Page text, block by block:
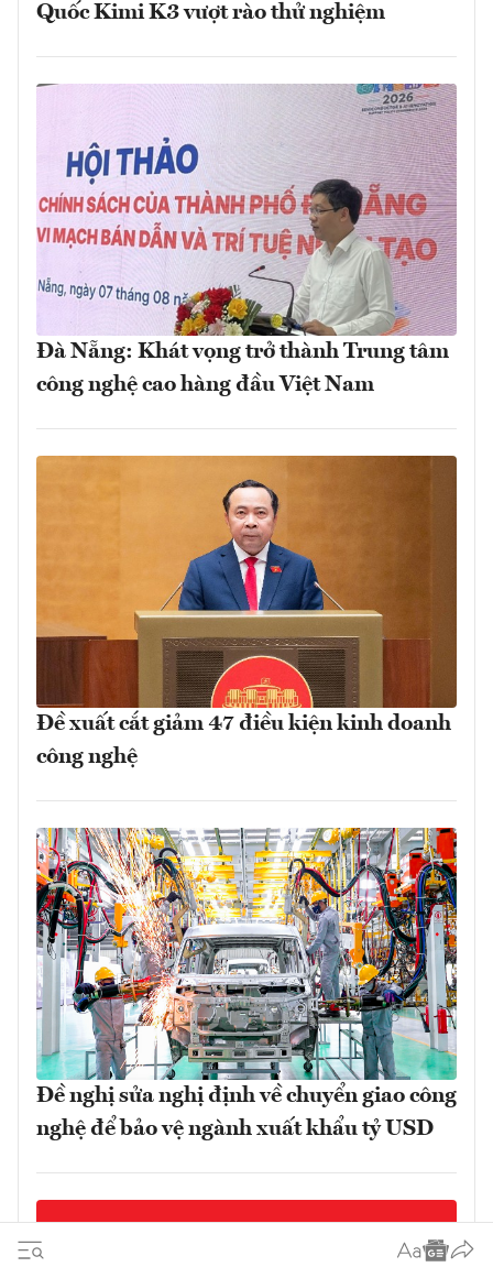
Quốc Kimi K3 vượt rào thử nghiệm
Đà Nẵng: Khát vọng trở thành Trung tâm
công nghệ cao hàng đầu Việt Nam
Đề xuất cắt giảm 47 điều kiện kinh doanh
công nghệ
Đề nghị sửa nghị định về chuyển giao công
nghệ để bảo vệ ngành xuất khẩu tỷ USD